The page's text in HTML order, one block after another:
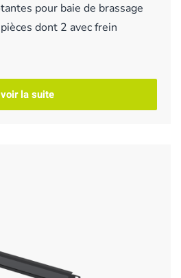
pour baie de brassage
dont 2 avec frein
voir la suite